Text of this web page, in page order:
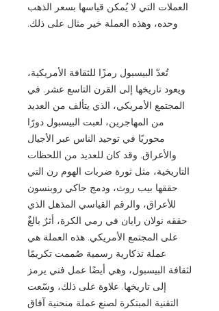
العملات التي لا يُمكن قياسها بسعر الذهب
وحده، وهذه العملة خير مثال على ذلك.
تُعدّ البيسبول رمزًا للثقافة الأمريكية،
ويعود تاريخها إلى القرن التاسع عشر. في
المجتمع الأمريكي، الذي يتألف من العديد
من المهاجرين، لعبت البيسبول دورًا
محوريًا في توحيد الناس عبر الأجيال
والأعراق. وقد كان للعديد من اللحظات
التاريخية، مثل ثورة ضربات الهوم رن التي
حققها بيب روث، ودمج جاكي روبنسون
للأعراق، والرقم القياسي المذهل الذي
حققه نولان رايان في رمي الكرة، أثرٌ بالغٌ
على المجتمع الأمريكي. هذه العملة هي
عملة تذكارية رسمية صُممت تكريمًا
لثقافة البيسبول، وهي أيضًا عمل فني يرمز
إلى تاريخها. علاوة على ذلك، وسّعت
التقنية المبتكرة لصنع عملة منحنية آفاق